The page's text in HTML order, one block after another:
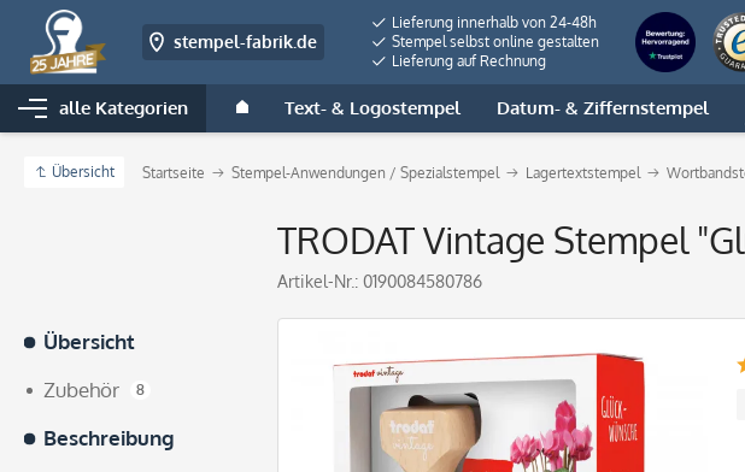
stempel-fabrik.de
Lieferung innerhalb von 24-48h
Stempel selbst online gestalten
Lieferung auf Rechnung
alle Kategorien Text- & Logostempel Datum- & Ziffernstempel
Übersicht Startseite Stempel-Anwendungen / Spezialstempel Lagertextstempel
TRODAT Vintage Stempel
Artikel-Nr.: 0190084580786
Übersicht
Zubehör
8
Beschreibung